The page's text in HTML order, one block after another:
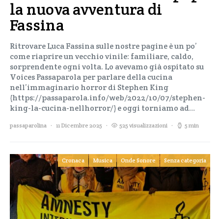
la nuova avventura di
Fassina
Ritrovare Luca Fassina sulle nostre pagine è un po’
come riaprire un vecchio vinile: familiare, caldo,
sorprendente ogni volta. Lo avevamo già ospitato su
Voices Passaparola per parlare della cucina
nell’immaginario horror di Stephen King
(https://passaparola.info/web/2022/10/07/stephen-
king-la-cucina-nellhorror/) e oggi torniamo ad…
passaparolina 11 Dicembre 2025 525 visualizzazioni 5 min
Cronaca Musica Onde Sonore Senza categoria